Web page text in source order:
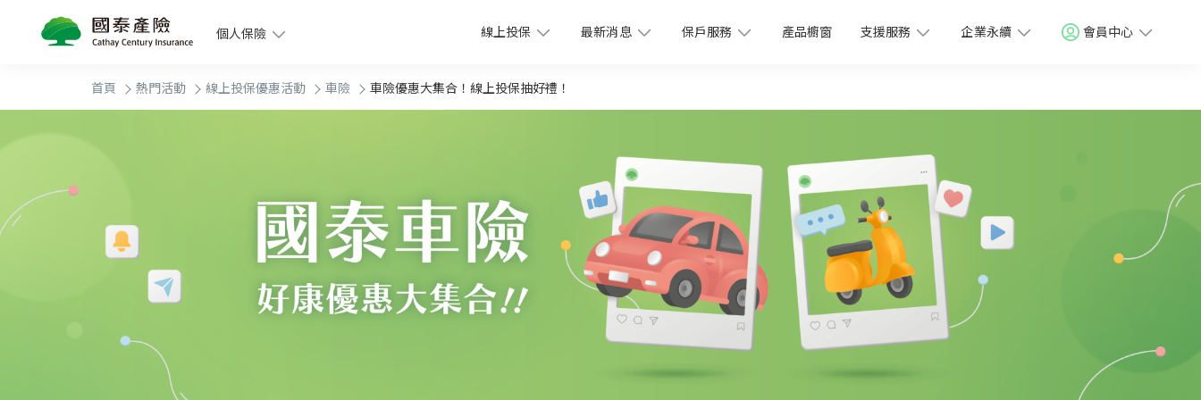
個人保險 線上投保 最新消息 保戶服務 產品櫥窗 支援服務 企業永續 會員中心
首頁 熱門活動 線上投保優惠活動 車險 車險優惠大集合！線上投保抽好禮！